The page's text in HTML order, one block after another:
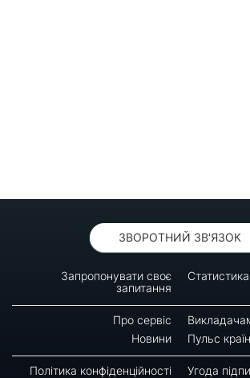
ЗВОРОТНИЙ ЗВ'ЯЗОК
Запропонувати своє
запитання
Про сервіс
Новини
Пульс
Політика конфіденційності Угода